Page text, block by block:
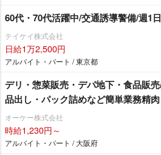
60代・70代活躍中/交通誘導警備/週1
テイケイ株式会社
日給1万2,500円
アルバイト・パート / 東京都
デリ・惣菜販売・デパ地下・食品販
品出し・パック詰めなど簡単業務精肉
オーケー株式会社
時給1,230円～
アルバイト・パート / 大阪府